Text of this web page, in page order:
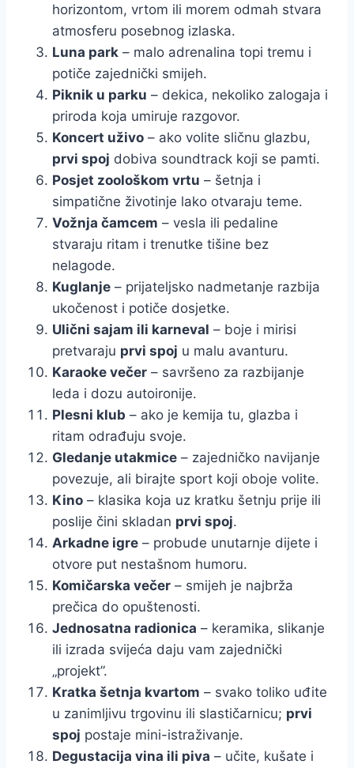
horizontom, vrtom ili morem odmah stvara
atmosferu posebnog izlaska.
Luna park – malo adrenalina topi tremu i
potiče zajednički smijeh.
Piknik u parku – dekica, nekoliko zalogaja i
priroda koja umiruje razgovor.
Koncert uživo – ako volite sličnu glazbu,
prvi spoj dobiva soundtrack koji se pamti.
Posjet zoološkom vrtu – šetnja i
simpatične životinje lako otvaraju teme.
Vožnja čamcem – vesla ili pedaline
stvaraju ritam i trenutke tišine bez
nelagode.
Kuglanje – prijateljsko nadmetanje razbija
ukočenost i potiče dosjetke.
Ulični sajam ili karneval – boje i mirisi
pretvaraju prvi spoj u malu avanturu.
Karaoke večer – savršeno za razbijanje
leda i dozu autoironije.
Plesni klub – ako je kemija tu, glazba i
ritam odrađuju svoje.
Gledanje utakmice – zajedničko navijanje
povezuje, ali birajte sport koji oboje volite.
Kino – klasika koja uz kratku šetnju prije ili
poslije čini skladan prvi spoj.
Arkadne igre – probude unutarnje dijete i
otvore put nestašnom humoru.
Komičarska večer – smijeh je najbrža
prečica do opuštenosti.
Jednosatna radionica – keramika, slikanje
ili izrada svijeća daju vam zajednički
„projekt”.
Kratka šetnja kvartom – svako toliko uđite
u zanimljivu trgovinu ili slastičarnicu; prvi
spoj postaje mini-istraživanje.
Degustacija vina ili piva – učite, kušate i